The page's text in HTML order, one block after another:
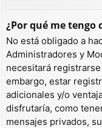
¿Por qué me tengo
No está obligado a
Administradores y
necesitará
embargo, estar
adicionales y/o
disfrutaría, como
mensajes privados,